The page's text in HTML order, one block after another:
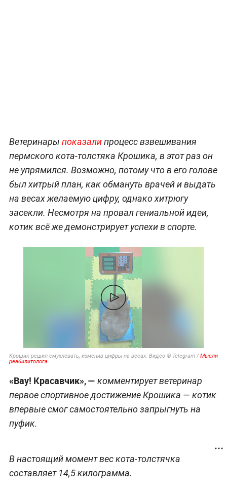
Ветеринары показалипроцесс взвешивания
пермского кота-толстяка Крошика, в этот раз он
не упрямился. Возможно, потому что в его голове
был хитрый план, как обмануть врачей и выдать
на весах желаемую цифру, однако хитрюгу
засекли. Несмотря на провал гениальной идеи,
котик всё же демонстрирует успехи в спорте.
Крошик решил смухлевать, изменив цифры на весах. Видео © Telegram /Мысли
реабилитолога
«Вау! Красавчик», — комментирует ветеринар
первое спортивное достижение Крошика — котик
впервые смог самостоятельно запрыгнуть на
пуфик.
В настоящий момент вес кота-толстячка
составляет 14,5 килограмма.